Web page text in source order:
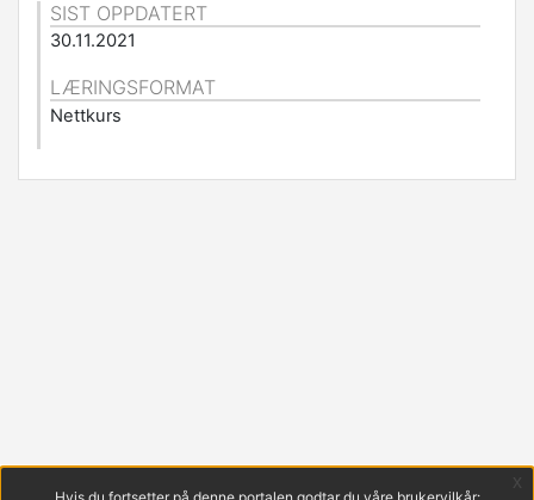
SIST OPPDATERT
30.11.2021
LÆRINGSFORMAT
Nettkurs
x